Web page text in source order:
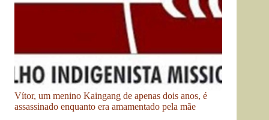
Vítor, um menino Kaingang de apenas dois anos, é
assassinado enquanto era amamentado pela mãe